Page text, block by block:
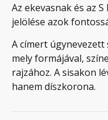
Az ekevasnak és az
jelölése azok
A címert
mely formájával,
rajzához. A sisakon
hanem díszkorona.